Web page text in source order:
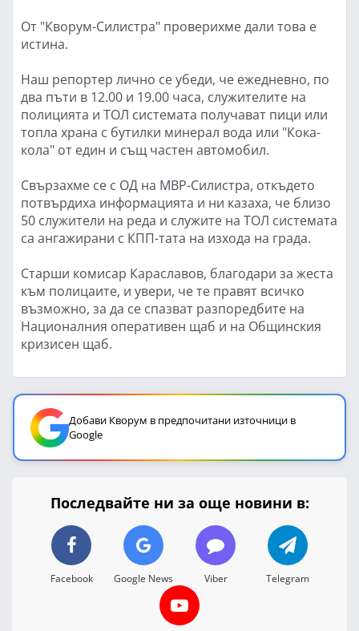
От "Кворум-Силистра" проверихме дали това е
истина.
Наш репортер лично се убеди, че ежедневно, по
два пъти в 12.00 и 19.00 часа, служителите на
полицията и ТОЛ системата получават пици или
топла храна с бутилки минерал вода или "Кока-
кола" от един и същ частен автомобил.
Свързахме се с ОД на МВР-Силистра, откъдето
потвърдиха информацията и ни казаха, че близо
50 служители на реда и служите на ТОЛ системата
са ангажирани с КПП-тата на изхода на града.
Старши комисар Караславов, благодари за жеста
към полицаите, и увери, че те правят всичко
възможно, за да се спазват разпоредбите на
Националния оперативен щаб и на Общинския
кризисен щаб.
Добави Кворум в предпочитани източници в
Google
Последвайте ни за още новини в:
Facebook Google News Viber Telegram